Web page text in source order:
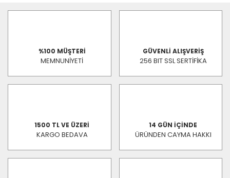
%100 MÜŞTERİ
MEMNUNİYETİ
GÜVENLİ ALIŞVERİŞ
256 BIT SSL SERTİFİKA
1500 TL VE ÜZERİ
KARGO BEDAVA
14 GÜN İÇİNDE
ÜRÜNDEN CAYMA HAKKI